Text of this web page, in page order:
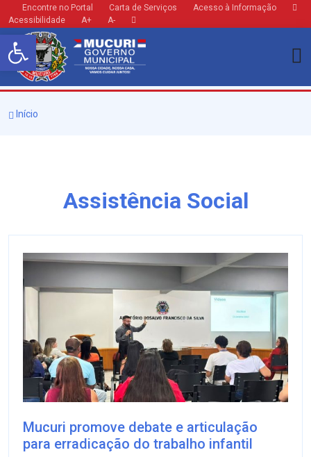
Encontre no Portal Carta de Serviços
Acesso à Informação
Acessibilidade
A+ A-
Início
Assistência Social
Mucuri promove debate e articulação
para erradicação do trabalho infantil
Barra de Ferramentas Aberta